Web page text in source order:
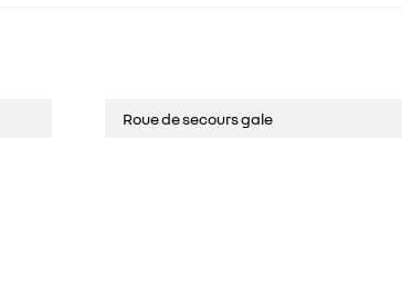
Roue de secours gale